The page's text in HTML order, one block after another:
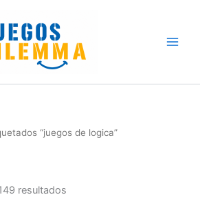
“juegos de logica”
resultados